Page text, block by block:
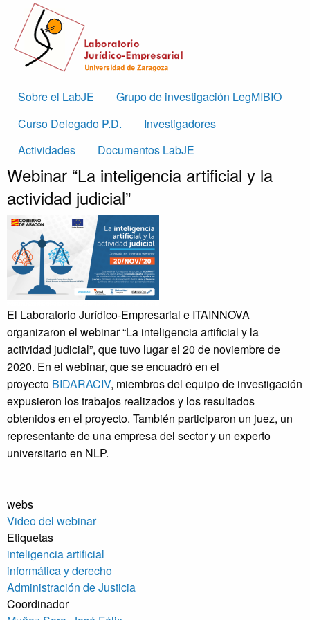
Skip to main content
Main
Sobre el LabJE
Grupo de investigación LegMIBIO
Curso Delegado P.D.
Investigadores
Actividades
Documentos LabJE
Webinar “La inteligencia artificial y la
actividad judicial”
El Laboratorio Jurídico-Empresarial e ITAINNOVA
organizaron el webinar “La inteligencia artificial y la
actividad judicial”, que tuvo lugar el 20 de noviembre de
2020. En el webinar, que se encuadró en el
proyecto BIDARACIV, miembros del equipo de investigación
expusieron los trabajos realizados y los resultados
obtenidos en el proyecto. También participaron un juez, un
representante de una empresa del sector y un experto
universitario en NLP.
webs
Video del webinar
Etiquetas
inteligencia artificial
informática y derecho
Administración de Justicia
Coordinador